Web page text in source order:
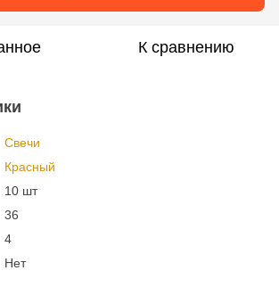
К сравнению
Свечи
Красный
10 шт
36
4
Нет